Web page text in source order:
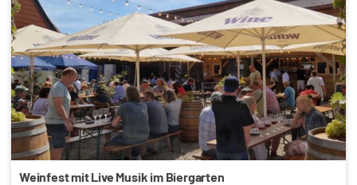
Weinfest mit Live Musik im Biergarten